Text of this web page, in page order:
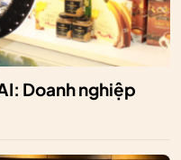
Doanh nghiệp